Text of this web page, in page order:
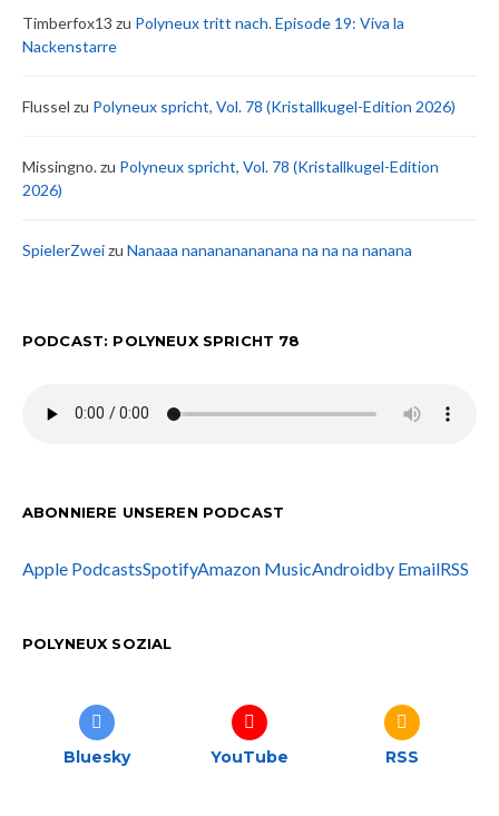
Timberfox13 zu Polyneux tritt nach. Episode 19: Viva la
Nackenstarre
Flussel zu Polyneux spricht, Vol. 78 (Kristallkugel-Edition 2026)
Missingno.zu Polyneux spricht, Vol. 78 (Kristallkugel-Edition
2026)
SpielerZweizu Nanaaa nanananananana na na na nanana
PODCAST: POLYNEUX SPRICHT 78
ABONNIERE UNSEREN PODCAST
Apple PodcastsSpotifyAmazon MusicAndroidby EmailRSS
POLYNEUX SOZIAL
Bluesky YouTube RSS